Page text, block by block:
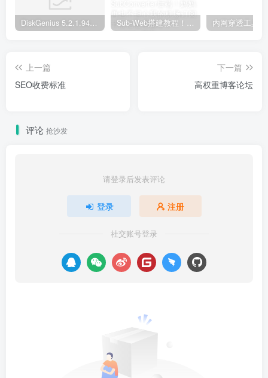
DiskGenius 5.2.1.941 专业版下载+序列号注册文件激活 Sub-Web搭建教程！自行搭建Clash订阅转换平台，自建Sub-Web前端和SubConverter后端！妈妈再也不担心我的机场订阅节点信息泄露了！
上一篇
SEO收费标准
下一篇
高权重博客论坛
评论 抢沙发
请登录后发表评论
登录 注册
社交账号登录